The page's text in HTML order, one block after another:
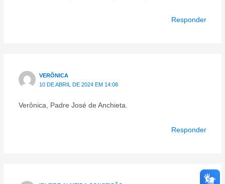
Responder
VERÔNICA
10 DE ABRIL DE 2024 EM 14:08
Verônica, Padre José de Anchieta.
Responder